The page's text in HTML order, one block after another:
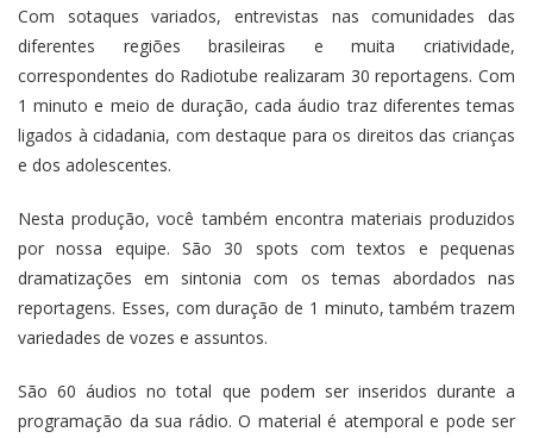
Com sotaques variados, entrevistas nas comunidades das
diferentes regiões brasileiras e muita criatividade,
correspondentes do Radiotube realizaram 30 reportagens. Com
1 minuto e meio de duração, cada áudio traz diferentes temas
ligados à cidadania, com destaque para os direitos das crianças
e dos adolescentes.
Nesta produção, você também encontra materiais produzidos
por nossa equipe. São 30 spots com textos e pequenas
dramatizações em sintonia com os temas abordados nas
reportagens. Esses, com duração de 1 minuto, também trazem
variedades de vozes e assuntos.
São 60 áudios no total que podem ser inseridos durante a
programação da sua rádio. O material é atemporal e pode ser